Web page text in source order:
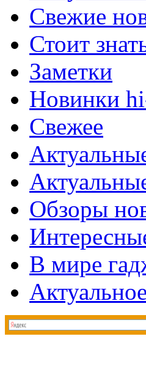
Свежие
Стоит
Заметки
Новинки
Свежее
Обзоры
В мире